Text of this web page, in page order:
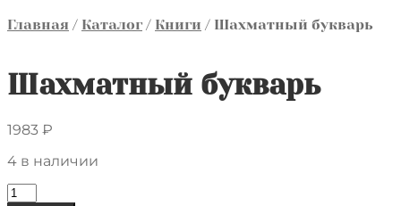
Главная / Каталог / Книги / Шахматный букварь
Шахматный букварь
1983 ₽
4 в наличии
Количество